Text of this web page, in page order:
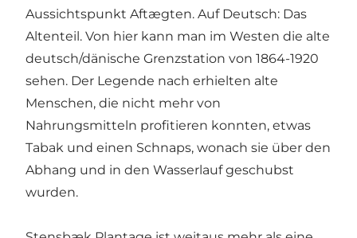
Aussichtspunkt Aftægten. Auf Deutsch: Das
Altenteil. Von hier kann man im Westen die alte
deutsch/dänische Grenzstation von 1864-1920
sehen. Der Legende nach erhielten alte
Menschen, die nicht mehr von
Nahrungsmitteln profitieren konnten, etwas
Tabak und einen Schnaps, wonach sie über den
Abhang und in den Wasserlauf geschubst
wurden.